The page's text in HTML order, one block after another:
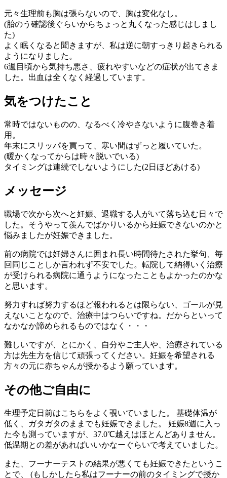
元々生理前も胸は張らないので、胸は変化なし。
(胎のう確認後ぐらいからちょっと丸くなった感じはしまし
た)
よく眠くなると聞きますが、私は逆に朝すっきり起きられる
ようになりました。
6週目頃から気持ち悪さ、疲れやすいなどの症状が出てきま
した。出血は全くなく経過しています。
気をつけたこと
常時ではないものの、なるべく冷やさないように腹巻き着
用。
年末にスリッパを買って、寒い間はずっと履いていた。
(暖かくなってからは時々脱いでいる)
タイミングは連続でしないようにした(2日ほどあける)
メッセージ
職場で次から次へと妊娠、退職する人がいて落ち込む日々で
した。そうやって羨んでばかりいるから妊娠できないのかと
悩みましたが妊娠できました。
前の病院では妊婦さんに囲まれ長い時間待たされた挙句、毎
回同じことしか言われず不安でした。転院して納得いく治療
が受けられる病院に通うようになったこともよかったのかな
と思います。
努力すれば努力するほど報われるとは限らない、ゴールが見
えないことなので、治療中はつらいですね。だからといって
なかなか諦められるものではなく・・・
難しいですが、とにかく、自分やご主人や、治療されている
方は先生方を信じて頑張ってください。妊娠を希望される
方々の元に赤ちゃんが授かるよう願っています。
その他ご自由に
生理予定日前はこちらをよく覗いていました。 基礎体温が
低く、ガタガタのままでも妊娠できました。 妊娠8週に入っ
た今も測っていますが、37.0℃越えはほとんどありません。
低温期との差があればいいかなーぐらいで考えていました。
また、フーナーテストの結果が悪くても妊娠できたというこ
とで、 (もしかしたら私はフーナーの前のタイミングで授か